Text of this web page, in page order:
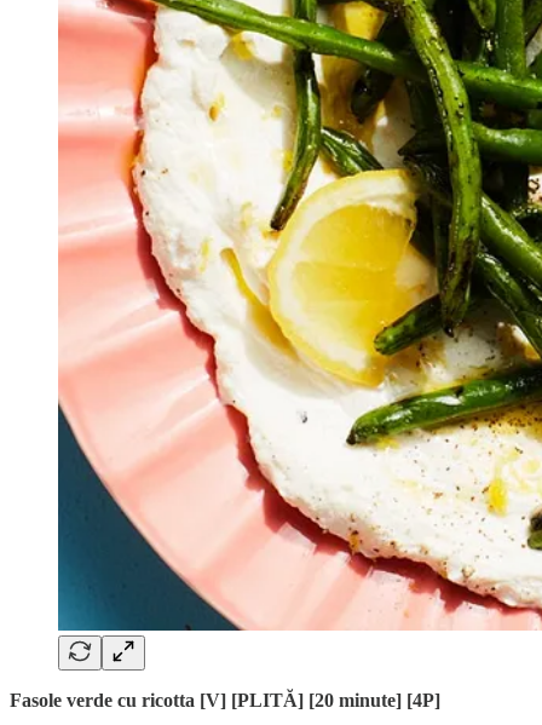
Fasole verde cu ricotta [V] [PLITĂ] [20 minute] [4P]